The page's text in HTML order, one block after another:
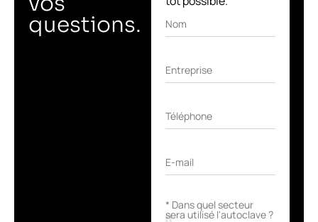
questions. Nom
Entreprise
Téléphone
E-mail
* Dans quel secteur
sera utilisé l'autoclave ?